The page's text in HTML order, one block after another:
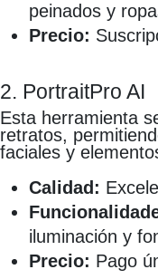
peinados y
Precio:
2. PortraitPro AI
Esta herramienta
retratos,
faciales y
Calidad:
iluminación y
Precio: Pago